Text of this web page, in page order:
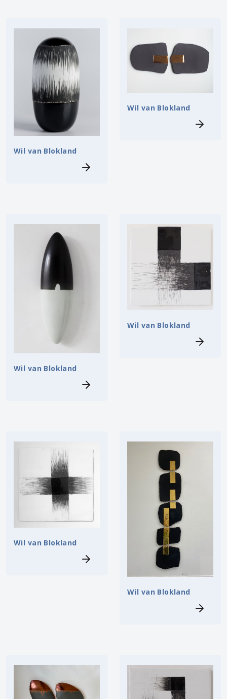
Wil van Blokland
Wil van Blokland
Wil van Blokland
Wil van Blokland
Wil van Blokland
Wil van Blokland